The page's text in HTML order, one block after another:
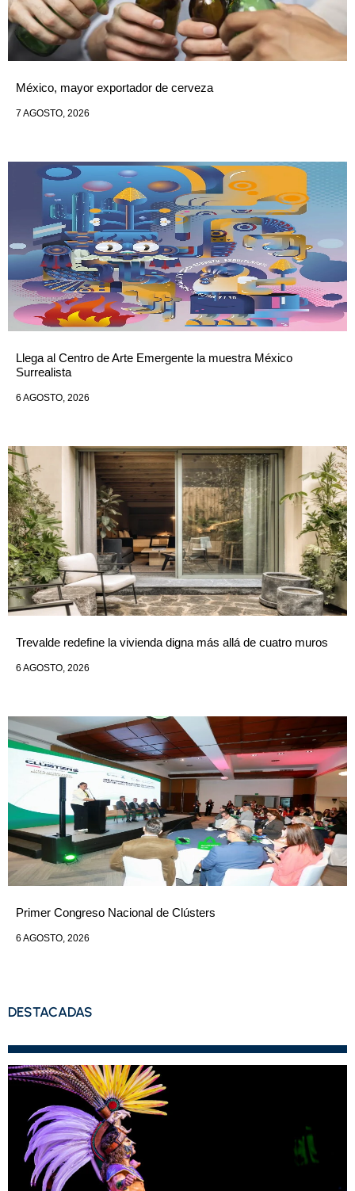
México, mayor exportador de cerveza
7 AGOSTO, 2026
Llega al Centro de Arte Emergente la muestra México
Surrealista
6 AGOSTO, 2026
Trevalde redefine la vivienda digna más allá de cuatro muros
6 AGOSTO, 2026
Primer Congreso Nacional de Clústers
6 AGOSTO, 2026
DESTACADAS